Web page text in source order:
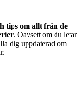
tips om allt från de
. Oavsett om du letar
dig uppdaterad om